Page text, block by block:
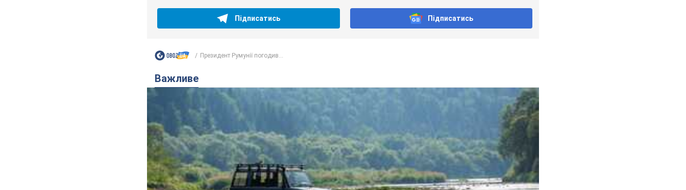
Підписатись Підписатись
Президент Румунії погодив...
Важливе